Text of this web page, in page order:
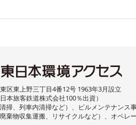
区東上野三丁目4番12号 1963年3月設立
本旅客鉄道株式会社100％出資）
掃、列車内清掃など）、ビルメンテナン
棄物収集運搬、リサイクルなど）、オペレ